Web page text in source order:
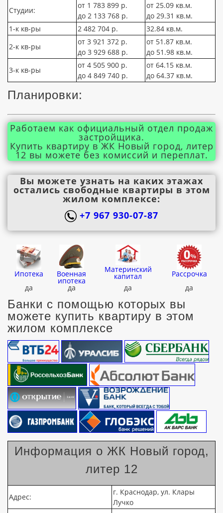
Студии:
от 1 783 899 р.
до 2 133 768 р.
от 25.09 кв.м.
до 29.31 кв.м.
1-к кв-ры
2 482 704 р.
32.84 кв.м.
2-к кв-ры
от 3 921 372 р.
до 3 929 688 р.
от 51.87 кв.м.
до 51.98 кв.м.
3-к кв-ры
от 4 505 900 р.
до 4 849 740 р.
от 64.15 кв.м.
до 64.37 кв.м.
Планировки:
Работаем как официальный отдел продаж
застройщика.
Купить квартиру в ЖК Новый город, литер
12 вы можете без комиссий и переплат.
Вы можете узнать на каких этажах
остались свободные квартиры в этом
жилом комплексе:
+7 967 930-07-87
Ипотека Военная
ипотека
Материнский
капитал
Рассрочка
да
да да да
Банки с помощью которых вы
можете купить квартиру в этом
жилом комплексе
Информация о ЖК Новый город,
литер 12
Адрес:
г. Краснодар, ул. Клары
Лучко